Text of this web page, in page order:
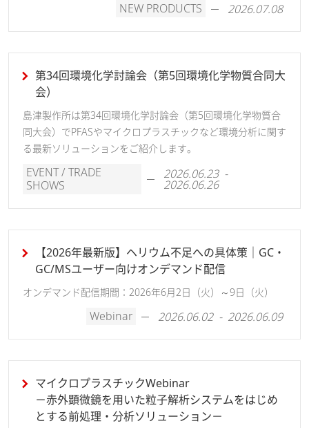
NEW PRODUCTS 2026.07.08
第34回環境化学討論会（第5回環境化学物質合同大
会）
島津製作所は第34回環境化学討論会（第5回環境化学物質合
同大会）でPFASやマイクロプラスチックなど環境分析に関す
る最新ソリューションをご紹介します。
EVENT / TRADE
SHOWS
2026.06.23 -
2026.06.26
【2026年最新版】ヘリウム不足への具体策｜GC・
GC/MSユーザー向けオンデマンド配信
オンデマンド配信期間：2026年6月2日（火）～9日（火）
Webinar 2026.06.02 - 2026.06.09
マイクロプラスチックWebinar
－赤外顕微鏡を用いた粒子解析システムをはじめ
とする前処理・分析ソリューション－